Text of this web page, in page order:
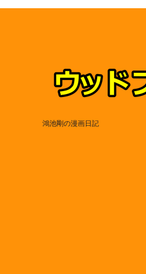
鴻池剛の漫画日記